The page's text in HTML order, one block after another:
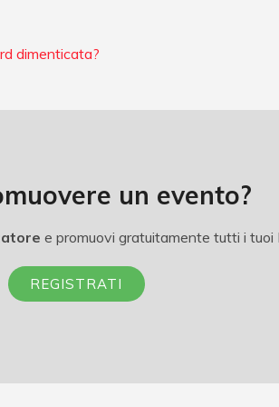
dimenticata?
un evento?
e promuovi gratuitamente tutti i tuoi
REGISTRATI